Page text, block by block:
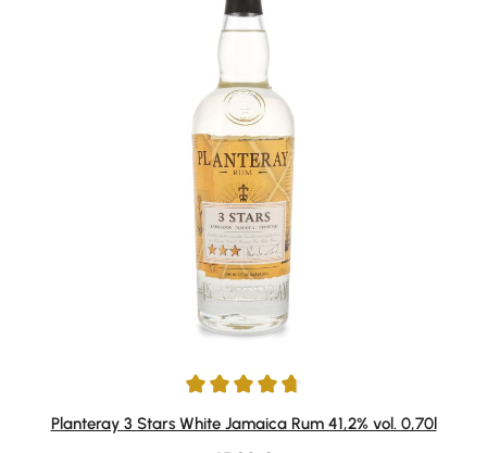
Durchschnittliche Bewertung von 4.83 von 5 Sternen
Planteray 3 Stars White Jamaica Rum 41,2% vol. 0,70l